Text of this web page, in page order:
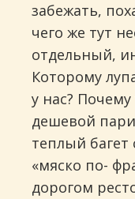
забежать,
чего же тут
отдельный,
Которому
у нас?
дешевой
теплый багет
«мяско по-
дорогом